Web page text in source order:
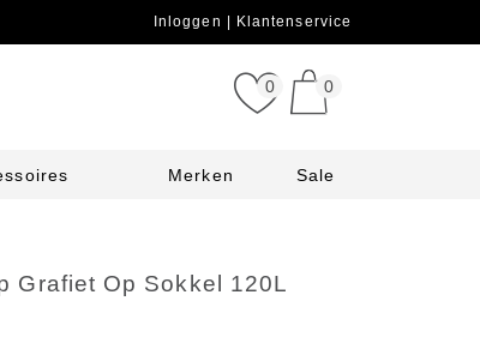
Inloggen Klantenservice
0 0
Merken Sale
Grafiet Op Sokkel 120L